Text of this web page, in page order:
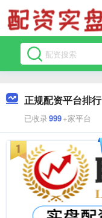
正规配资平台排行
已收录999+家平台